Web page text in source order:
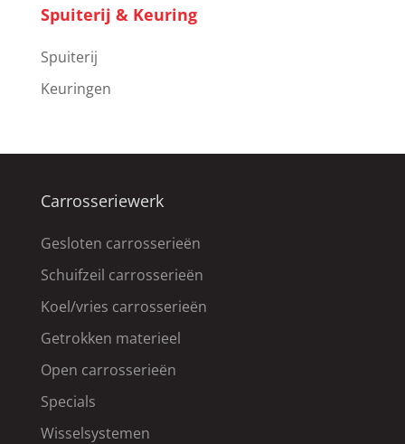
Spuiterij & Keuring
Spuiterij
Keuringen
Carrosseriewerk
Gesloten carrosserieën
Schuifzeil carrosserieën
Koel/vries carrosserieën
Getrokken materieel
Open carrosserieën
Specials
Wisselsystemen